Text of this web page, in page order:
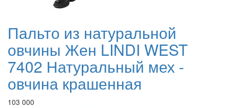
Пальто из натуральной
овчины Жен LINDI WEST
7402 Натуральный мех -
овчина крашенная
103 000